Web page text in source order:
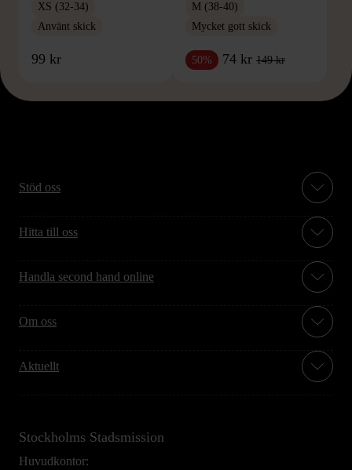
XS (32-34)
Använt skick
99 kr
M (38-40)
Mycket gott skick
50% 74 kr 149 kr
Stöd oss
Hitta till oss
Handla second hand online
Om oss
Aktuellt
Stockholms Stadsmission
Huvudkontor: